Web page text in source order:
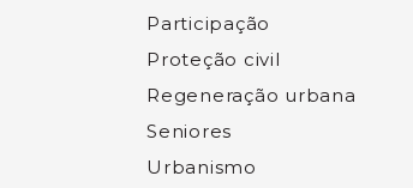
Participação
Proteção civil
Regeneração urbana
Seniores
Urbanismo